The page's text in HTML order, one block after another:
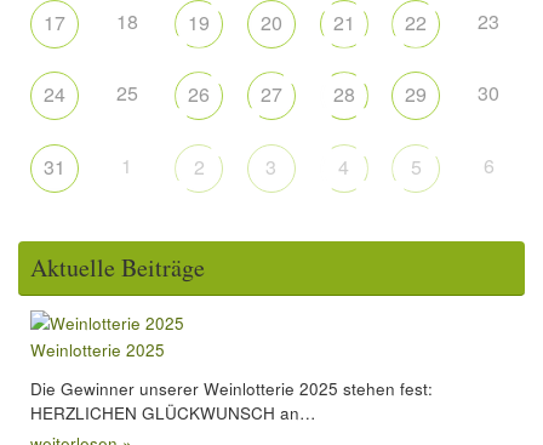
17 18 19 20 21 22 23
24 25 26 27 28 29 30
31 1 2 3 4 5 6
Aktuelle Beiträge
Weinlotterie 2025
Die Gewinner unserer Weinlotterie 2025 stehen fest:
HERZLICHEN GLÜCKWUNSCH an…